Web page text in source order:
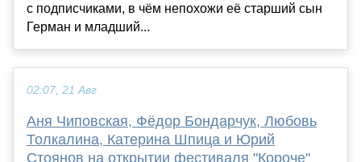
с подписчиками, в чём непохожи её старший сын
Герман и младший...
02:07, 21 Авг
Аня Чиповская, Фёдор Бондарчук, Любовь
Толкалина, Катерина Шпица и Юрий
Стоянов на открытии фестиваля "Короче"